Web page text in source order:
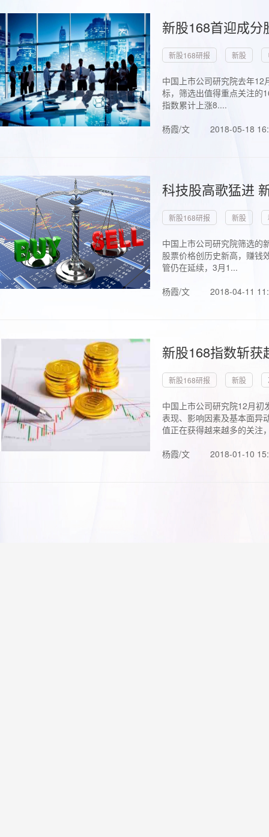
新股168首迎成
新股168研报 新股
中国上市公司研究院去年
标，筛选出值得重点关注的
指数累计上涨8....
杨霞/文
2018-05-18
科技股高歌猛进
新股168研报 新股
中国上市公司研究院筛选的
股票价格创历史新高，赚钱
管仍在延续，3月1...
杨霞/文
2018-04-11
新股168指数斩
新股168研报 新股
中国上市公司研究院12月初
表现、影响因素及基本面异
值正在获得越来越多的关注
杨霞/文
2018-01-10